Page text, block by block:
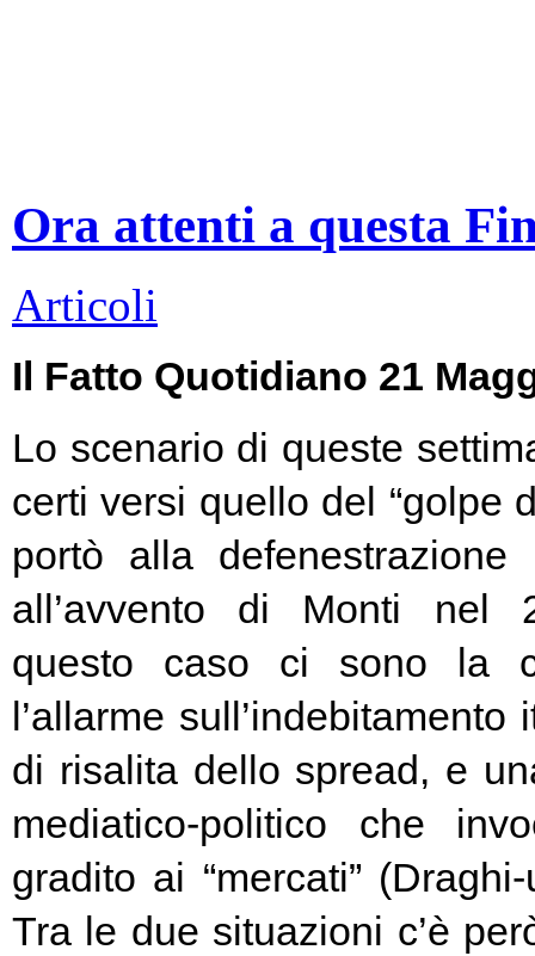
Ora attenti a questa
Articoli
Il Fatto Quotidiano 21
Lo scenario di queste
certi versi quello del “golpe
portò alla
all’avvento di Monti nel
questo caso ci sono la
l’allarme
di risalita dello spread, e
mediatico-politico che
gradito ai “mercati”
Tra le due situazioni c’è